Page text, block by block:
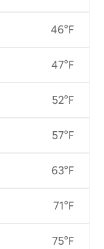
46°F
47°F
52°F
57°F
63°F
71°F
75°F